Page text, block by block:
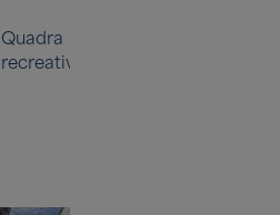
Quadra
recreativa